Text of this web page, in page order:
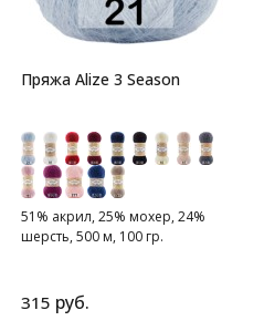
Пряжа Alize 3 Season
51% акрил, 25% мохер, 24%
шерсть, 500 м, 100 гр.
315 руб.